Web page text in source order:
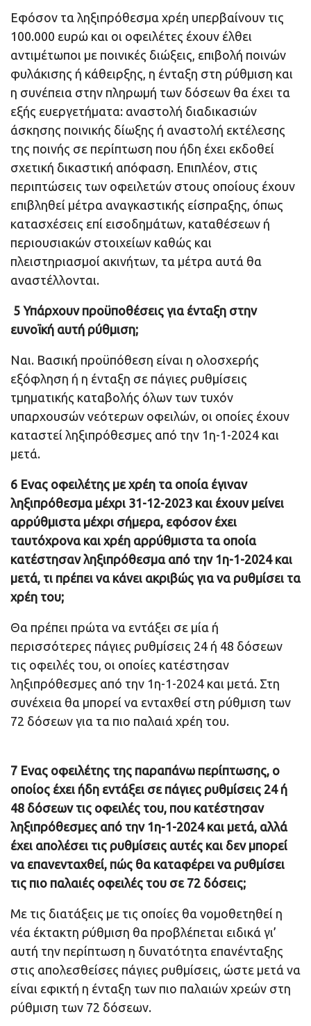
Εφόσον τα ληξιπρόθεσμα χρέη υπερβαίνουν τις
100.000 ευρώ και οι οφειλέτες έχουν έλθει
αντιμέτωποι με ποινικές διώξεις, επιβολή ποινών
φυλάκισης ή κάθειρξης, η ένταξη στη ρύθμιση και
η συνέπεια στην πληρωμή των δόσεων θα έχει τα
εξής ευεργετήματα: αναστολή διαδικασιών
άσκησης ποινικής δίωξης ή αναστολή εκτέλεσης
της ποινής σε περίπτωση που ήδη έχει εκδοθεί
σχετική δικαστική απόφαση. Επιπλέον, στις
περιπτώσεις των οφειλετών στους οποίους έχουν
επιβληθεί μέτρα αναγκαστικής είσπραξης, όπως
κατασχέσεις επί εισοδημάτων, καταθέσεων ή
περιουσιακών στοιχείων καθώς και
πλειστηριασμοί ακινήτων, τα μέτρα αυτά θα
αναστέλλονται.
5 Υπάρχουν προϋποθέσεις για ένταξη στην
ευνοϊκή αυτή ρύθμιση;
Ναι. Βασική προϋπόθεση είναι η ολοσχερής
εξόφληση ή η ένταξη σε πάγιες ρυθμίσεις
τμηματικής καταβολής όλων των τυχόν
υπαρχουσών νεότερων οφειλών, οι οποίες έχουν
καταστεί ληξιπρόθεσμες από την 1η-1-2024 και
μετά.
6 Ενας οφειλέτης με χρέη τα οποία έγιναν
ληξιπρόθεσμα μέχρι 31-12-2023 και έχουν μείνει
αρρύθμιστα μέχρι σήμερα, εφόσον έχει
ταυτόχρονα και χρέη αρρύθμιστα τα οποία
κατέστησαν ληξιπρόθεσμα από την 1η-1-2024 και
μετά, τι πρέπει να κάνει ακριβώς για να ρυθμίσει τα
χρέη του;
Θα πρέπει πρώτα να εντάξει σε μία ή
περισσότερες πάγιες ρυθμίσεις 24 ή 48 δόσεων
τις οφειλές του, οι οποίες κατέστησαν
ληξιπρόθεσμες από την 1η-1-2024 και μετά. Στη
συνέχεια θα μπορεί να ενταχθεί στη ρύθμιση των
72 δόσεων για τα πιο παλαιά χρέη του.
7 Ενας οφειλέτης της παραπάνω περίπτωσης, ο
οποίος έχει ήδη εντάξει σε πάγιες ρυθμίσεις 24 ή
48 δόσεων τις οφειλές του, που κατέστησαν
ληξιπρόθεσμες από την 1η-1-2024 και μετά, αλλά
έχει απολέσει τις ρυθμίσεις αυτές και δεν μπορεί
να επανενταχθεί, πώς θα καταφέρει να ρυθμίσει
τις πιο παλαιές οφειλές του σε 72 δόσεις;
Με τις διατάξεις με τις οποίες θα νομοθετηθεί η
νέα έκτακτη ρύθμιση θα προβλέπεται ειδικά γι’
αυτή την περίπτωση η δυνατότητα επανένταξης
στις απολεσθείσες πάγιες ρυθμίσεις, ώστε μετά να
είναι εφικτή η ένταξη των πιο παλαιών χρεών στη
ρύθμιση των 72 δόσεων.